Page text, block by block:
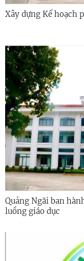
Xây dựng Kế hoạch
Quảng Ngãi ban
luồng giáo dục